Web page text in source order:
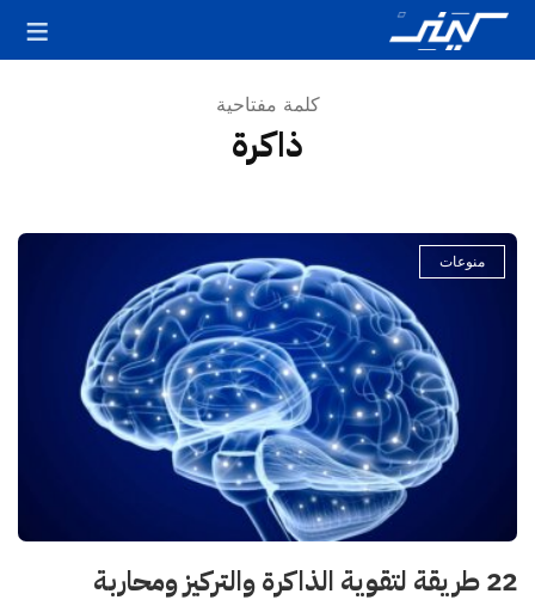
كلمة مفتاحية
ذاكرة
منوعات
22 طريقة لتقوية الذاكرة والتركيز ومحاربة